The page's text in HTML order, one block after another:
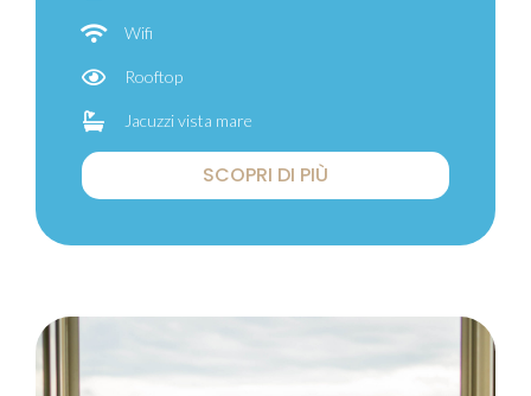
Wifi
Rooftop
Jacuzzi vista mare
SCOPRI DI PIÙ